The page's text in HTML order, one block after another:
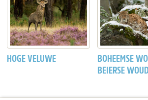
HOGE VELUWE
BOHEEMSE
BEIERSE WOUD